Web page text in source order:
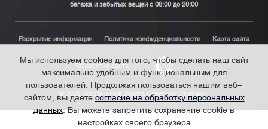
багажа и забытых вещей с 08:00 до 20:00
Раскрытие информации Политика конфиденциальности Карта сайта
Разработка сайта
© 2026 «Воздушные Ворота Северной Столицы»
Мы используем cookies для того, чтобы сделать наш сайт
максимально удобным и функциональным для
пользователей. Продолжая пользоваться нашим веб-
сайтом, вы даетесогласие на обработку персональных
данных. Вы можете запретить сохранение cookie в
настройках своего браузера